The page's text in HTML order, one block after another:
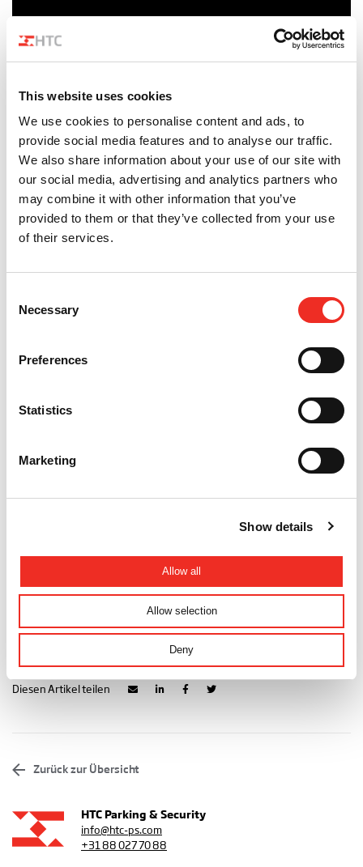
This website uses cookies
We use cookies to personalise content and ads, to
provide social media features and to analyse our traffic.
We also share information about your use of our site with
our social media, advertising and analytics partners who
may combine it with other information that you’ve
provided to them or that they’ve collected from your use
of their services.
Selection
Necessary
Preferences
Statistics
Marketing
Show details
Allow all
Allow selection
Deny
Diesen Artikel teilen
Zurück zur Übersicht
HTC Parking & Security
info@htc-ps.com
+31 88 027 70 88